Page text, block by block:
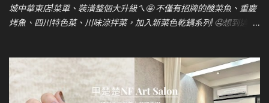
城中華東店!菜單、裝潢整個大升級ㄟ🤩 不僅有招牌的酸菜魚、重慶
烤魚、四川特色菜、川味涼拌菜，加入新菜色乾鍋系列! 🤤想到這肚